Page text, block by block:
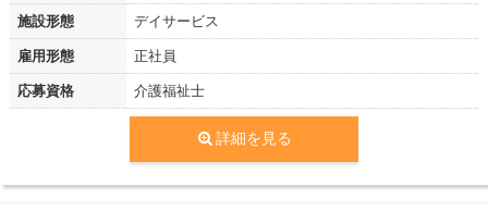
施設形態 デイサービス
雇用形態 正社員
応募資格 介護福祉士
詳細を見る